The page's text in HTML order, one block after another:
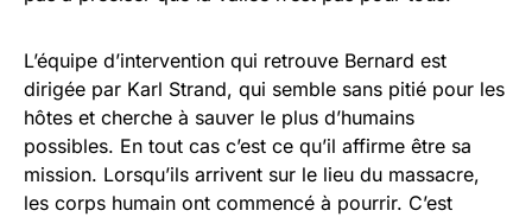
L’équipe d’intervention qui retrouve Bernard est
dirigée par Karl Strand, qui semble sans pitié pour les
hôtes et cherche à sauver le plus d’humains
possibles. En tout cas c’est ce qu’il affirme être sa
mission. Lorsqu’ils arrivent sur le lieu du massacre,
les corps humain ont commencé à pourrir. C’est